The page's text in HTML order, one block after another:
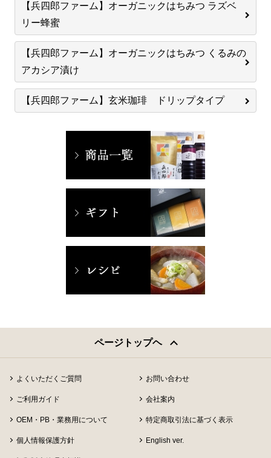
【兵四郎ファーム】オーガニックはちみつ ラズベ
リー蜂蜜
【兵四郎ファーム】オーガニックはちみつ くるみの
アカシア漬け
【兵四郎ファーム】玄米珈琲 ドリップタイプ
ページトップヘ
よくいただくご質問 お問い合わせ
ご利用ガイド 会社案内
OEM・PB・業務用について 特定商取引法に基づく表示
個人情報保護方針 English ver.